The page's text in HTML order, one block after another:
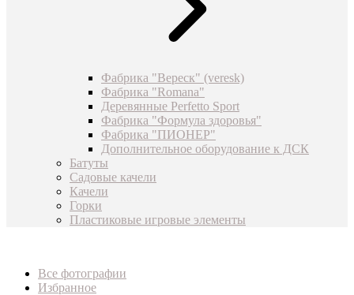
Фабрика "Вереск" (veresk)
Фабрика "Romana"
Деревянные Perfetto Sport
Фабрика "Формула здоровья"
Фабрика "ПИОНЕР"
Дополнительное оборудование к ДСК
Батуты
Садовые качели
Качели
Горки
Пластиковые игровые элементы
Все фотографии
Избранное